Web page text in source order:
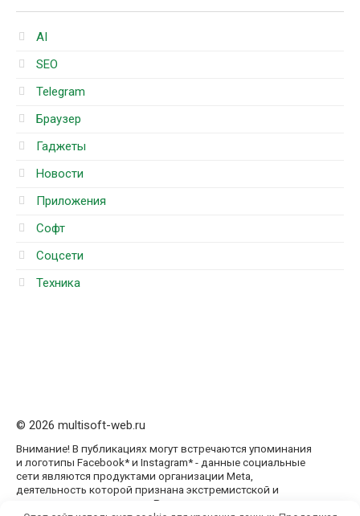
AI
SEO
Telegram
Браузер
Гаджеты
Новости
Приложения
Софт
Соцсети
Техника
© 2026 multisoft-web.ru
Внимание! В публикациях могут встречаются упоминания
и логотипы Facebook* и Instagram* - данные социальные
сети являются продуктами организации Meta,
деятельность которой признана экстремистской и
запрещена на территории России